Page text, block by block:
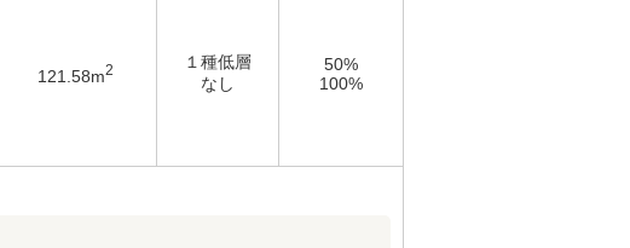
121.58m2
１種低層
なし
50%
100%